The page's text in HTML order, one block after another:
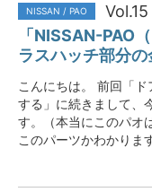
NISSAN / PAO
Vol.15
「NISSAN-PAO
ラスハッチ部分
こんにちは。 前回「
する」に続きまして、
す。（本当にこのパオ
このパーツかわかりま